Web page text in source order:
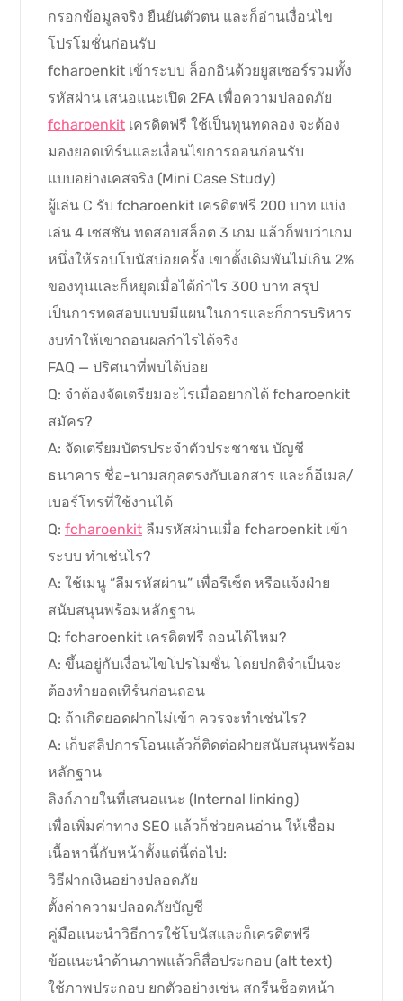
กรอกข้อมูลจริง ยืนยันตัวตน และก็อ่านเงื่อนไข
โปรโมชั่นก่อนรับ
fcharoenkit เข้าระบบ ล็อกอินด้วยยูสเซอร์รวมทั้ง
รหัสผ่าน เสนอแนะเปิด 2FA เพื่อความปลอดภัย
fcharoenkit เครดิตฟรี ใช้เป็นทุนทดลอง จะต้อง
มองยอดเทิร์นและเงื่อนไขการถอนก่อนรับ
แบบอย่างเคสจริง (Mini Case Study)
ผู้เล่น C รับ fcharoenkit เครดิตฟรี 200 บาท แบ่ง
เล่น 4 เซสชัน ทดสอบสล็อต 3 เกม แล้วก็พบว่าเกม
หนึ่งให้รอบโบนัสบ่อยครั้ง เขาตั้งเดิมพันไม่เกิน 2%
ของทุนและก็หยุดเมื่อได้กำไร 300 บาท สรุป
เป็นการทดสอบแบบมีแผนในการและก็การบริหาร
งบทำให้เขาถอนผลกำไรได้จริง
FAQ — ปริศนาที่พบได้บ่อย
Q: จำต้องจัดเตรียมอะไรเมื่ออยากได้ fcharoenkit
สมัคร?
A: จัดเตรียมบัตรประจำตัวประชาชน บัญชี
ธนาคาร ชื่อ-นามสกุลตรงกับเอกสาร และก็อีเมล/
เบอร์โทรที่ใช้งานได้
Q: fcharoenkit ลืมรหัสผ่านเมื่อ fcharoenkit เข้า
ระบบ ทำเช่นไร?
A: ใช้เมนู “ลืมรหัสผ่าน” เพื่อรีเซ็ต หรือแจ้งฝ่าย
สนับสนุนพร้อมหลักฐาน
Q: fcharoenkit เครดิตฟรี ถอนได้ไหม?
A: ขึ้นอยู่กับเงื่อนไขโปรโมชั่น โดยปกติจำเป็นจะ
ต้องทำยอดเทิร์นก่อนถอน
Q: ถ้าเกิดยอดฝากไม่เข้า ควรจะทำเช่นไร?
A: เก็บสลิปการโอนแล้วก็ติดต่อฝ่ายสนับสนุนพร้อม
หลักฐาน
ลิงก์ภายในที่เสนอแนะ (Internal linking)
เพื่อเพิ่มค่าทาง SEO แล้วก็ช่วยคนอ่าน ให้เชื่อม
เนื้อหานี้กับหน้าตั้งแต่นี้ต่อไป:
วิธีฝากเงินอย่างปลอดภัย
ตั้งค่าความปลอดภัยบัญชี
คู่มือแนะนำวิธีการใช้โบนัสและก็เครดิตฟรี
ข้อแนะนำด้านภาพแล้วก็สื่อประกอบ (alt text)
ใช้ภาพประกอบ ยกตัวอย่างเช่น สกรีนช็อตหน้า